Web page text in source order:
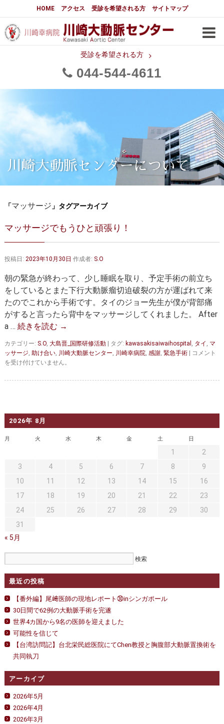
HOME アクセス 受診を希望される方 サイトマップ
受診を希望される方
044 544 4611
大動脈センターについて
はじめに 大動脈センターについて
メディアでの紹介
都道府県別患者マップ 都道府県別紹介病院
大動脈瘤について 基本編
3分でわかる大動脈瘤・大動脈
大動脈瘤
大動脈解離（解離性大動脈瘤）
胸部大動脈瘤の治療
腹部大動脈瘤の治療
大動脈弁・大動脈基部の治療 ステントグラフトによる治療
胸部大動脈瘤 胸腹部大動脈瘤
腹部大動脈瘤 大動脈解離
マルファン症候群
診察をご希望の方へ
遠方から来院される方は？
都道府県別紹介病院 良くある質問
正しい病院の選び方 アクセス
お問い合わせ
外来予約をされた方へ
私どもの特色
手術概要 ご紹介いただく場合
医師募集情報 ドクターカー
トピックス一覧
川崎大動脈センターについて
「マッサージ 」タグアーカイブ
マッサージでもうひと頑張り！
投稿日: 2023年10月30日 作成者: S.O
朝の緊急が終わって、少し睡眠を取り、予定手術の前立ち
をしているとまた下行大動脈瘤切迫破裂の方が運ばれて来
たのでこれから手術です。タイのジョー先生が僕が背部痛
がすると言ったら背中をマッサージしてくれました。 After
a … 続きを読む →
カテゴリー: S.O, 大島晋_国際研修活動 タグ: kawasakisaiwaihospital , タイ , マ
ッサージ, 助け合い, 川崎大動脈センター, 川崎幸病院, 感謝, 緊急手術
マ
ー
う
頑
コメント
を受け付けていません。
2026年 8月
月 火 水 木 金 土 日
1
2
3
4 5 6 7 8
9
10
11 12 13 14 15
16
17
18 19 20 21 22
23
24
25 26 27 28 29
30
31
« 5月
最近の投稿
【番外編】尾﨑医師の現地レポート㉚inシンガポール
30日間で62例の大動脈手術を完遂
世界4カ国から9名の医師を迎えました
可能性を信じて
【台湾訪問記】台北栄民総医院にてChen教授と胸腹部大動脈置換術を
共同執刀
アーカイブ
2026年5月
2026年4月
2026年3月